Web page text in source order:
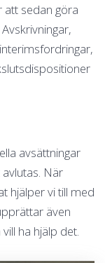
sedan göra
avsättningar
När
hjälper vi till med
även
ha hjälp det.